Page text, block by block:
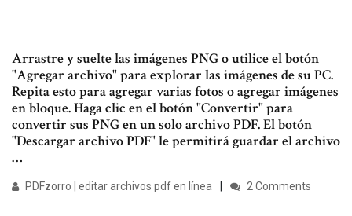
Arrastre y suelte las imágenes PNG o utilice el botón
"Agregar archivo" para explorar las imágenes de su PC.
Repita esto para agregar varias fotos o agregar imágenes
en bloque. Haga clic en el botón "Convertir" para
convertir sus PNG en un solo archivo PDF. El botón
"Descargar archivo PDF" le permitirá guardar el archivo
…
PDFzorro | editar archivos pdf en línea 2 Comments